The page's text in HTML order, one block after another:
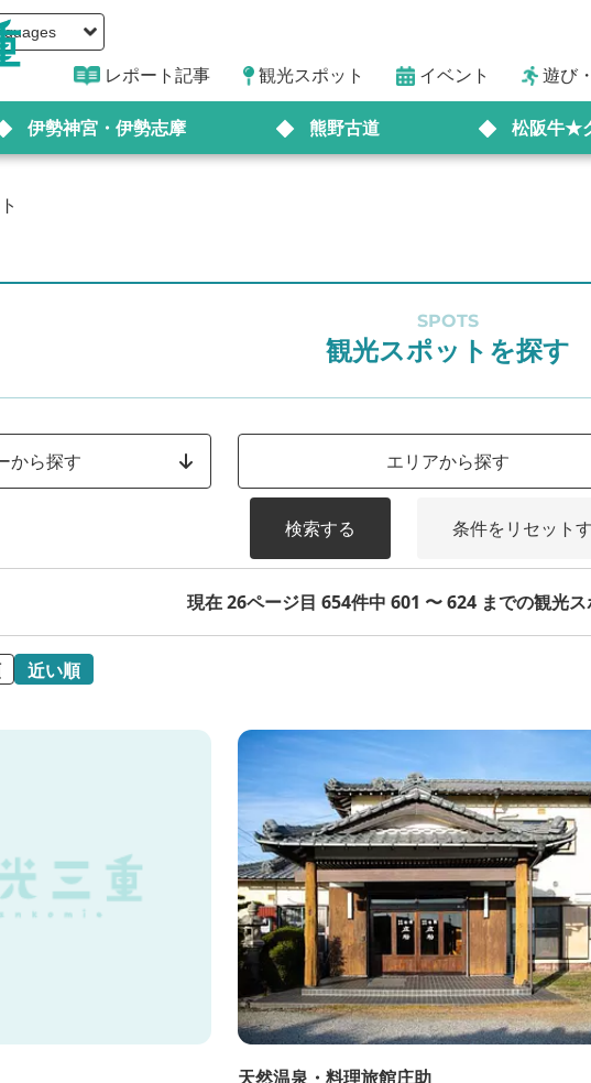
レポート記事 観光スポット イベント 遊び
伊勢神宮・伊勢志摩 熊野古道 松阪牛★
SPOTS
観光スポットを探す
から探す エリアから探す
検索する 条件をリセット
現在 26ページ目 654件中 601 〜 624 までの観光
近い順
天然温泉・料理旅館庄助